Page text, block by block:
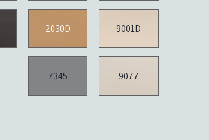
9001D
2030D
9077
7345